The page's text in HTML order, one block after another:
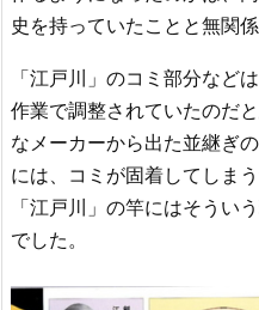
史を持っていたことと無関
「江戸川」のコミ部分など
作業で調整されていたのだ
なメーカーから出た並継ぎ
には、コミが固着してしま
「江戸川」の竿にはそうい
でした。